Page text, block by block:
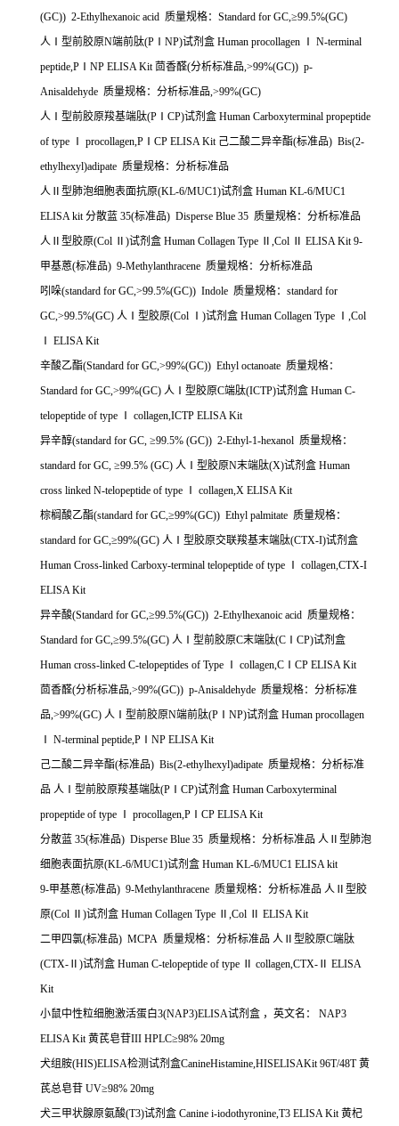
(GC)) 2-Ethylhexanoic acid 质量规格： Standard for GC,≥99.5%(GC)
人Ⅰ型前胶原N端前肽(P NP)试剂盒 Human procollagen
N-terminal
peptide,P
NP ELISA Kit 茴香醛(分析标准品,>99%(GC)) p-
Anisaldehyde 质量规格：分析标准品,>99%(GC)
人Ⅰ型前胶原羧基端肽(P CP)试剂盒 Human Carboxyterminal propeptide
of type
procollagen,P CP ELISA Kit 己二酸二异辛酯(标准品) Bis(2-
ethylhexyl)adipate 质量规格：分析标准品
人Ⅱ型肺泡细胞表面抗原(KL-6/MUC1)试剂盒 Human KL-6/MUC1
ELISA kit分散蓝 35(标准品) Disperse Blue 35 质量规格：分析标准品
人Ⅱ型胶原(Col )试剂盒 Human Collagen Type ,Col
ELISA Kit 9-
甲基蒽(标准品) 9-Methylanthracene 质量规格：分析标准品
吲哚(standard for GC,>99.5%(GC)) Indole 质量规格： standard for
GC,>99.5%(GC) 人Ⅰ型胶原(Col )试剂盒 Human Collagen Type
,Col
ELISA Kit
辛酸乙酯(Standard for GC,>99%(GC)) Ethyl octanoate 质量规格：
Standard for GC,>99%(GC) 人Ⅰ型胶原C端肽(ICTP)试剂盒 Human C-
telopeptide of type
collagen,ICTP ELISA Kit
异辛醇(standard for GC, ≥99.5% (GC)) 2-Ethyl-1-hexanol 质量规格：
standard for GC, ≥99.5% (GC) 人Ⅰ型胶原N末端肽(X)试剂盒 Human
cross linked N-telopeptide of type
collagen,X ELISA Kit
棕榈酸乙酯(standard for GC,≥99%(GC)) Ethyl palmitate 质量规格：
standard for GC,≥99%(GC) 人Ⅰ型胶原交联羧基末端肽(CTX-I)试剂盒
Human Cross-linked Carboxy-terminal telopeptide of type
collagen,CTX-I
ELISA Kit
异辛酸(Standard for GC,≥99.5%(GC)) 2-Ethylhexanoic acid 质量规格：
Standard for GC,≥99.5%(GC) 人Ⅰ型前胶原C末端肽(C CP)试剂盒
Human cross-linked C-telopeptides of Type
collagen,C
CP ELISA Kit
茴香醛(分析标准品,>99%(GC)) p-Anisaldehyde 质量规格：分析标准
品,>99%(GC) 人Ⅰ型前胶原N端前肽(P NP)试剂盒 Human procollagen
N-terminal peptide,P
NP ELISA Kit
己二酸二异辛酯(标准品) Bis(2-ethylhexyl)adipate 质量规格：分析标准
品 人Ⅰ型前胶原羧基端肽(P CP)试剂盒 Human Carboxyterminal
propeptide of type
procollagen,P
CP ELISA Kit
分散蓝 35(标准品) Disperse Blue 35 质量规格：分析标准品 人Ⅱ型肺泡
细胞表面抗原(KL-6/MUC1)试剂盒 Human KL-6/MUC1 ELISA kit
9-甲基蒽(标准品) 9-Methylanthracene 质量规格：分析标准品 人Ⅱ型胶
原(Col )试剂盒 Human Collagen Type ,Col
ELISA Kit
二甲四氯(标准品) MCPA 质量规格：分析标准品 人Ⅱ型胶原C端肽
(CTX-
)试剂盒 Human C-telopeptide of type collagen,CTX-
ELISA
Kit
小鼠中性粒细胞激活蛋白3(NAP3)ELISA试剂盒 ，英文名：
NAP3
ELISA Kit黄芪皂苷III HPLC≥98% 20mg
犬组胺(HIS)ELISA检测试剂盒CanineHistamine,HISELISAKit 96T/48T黄
芪总皂苷 UV≥98% 20mg
犬三甲状腺原氨酸(T3)试剂盒 Canine i-iodothyronine,T3 ELISA Kit黄杞